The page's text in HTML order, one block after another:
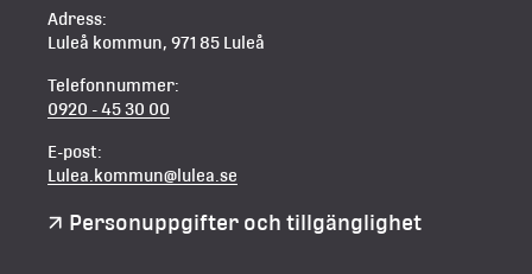
Adress:
Luleå kommun, 971 85 Luleå
Telefonnummer:
0920 - 45 30 00
E-post:
Lulea.kommun@lulea.se
Personuppgifter och tillgänglighet